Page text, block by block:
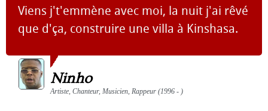
Viens j't'emmène avec moi, la nuit j'ai rêvé
que d'ça, construire une villa à Kinshasa.
Ninho
Artiste, Chanteur, Musicien, Rappeur (1996 - )